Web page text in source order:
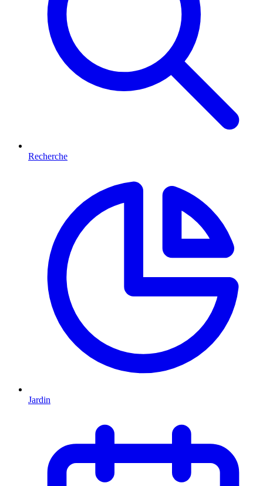
Recherche
Jardin